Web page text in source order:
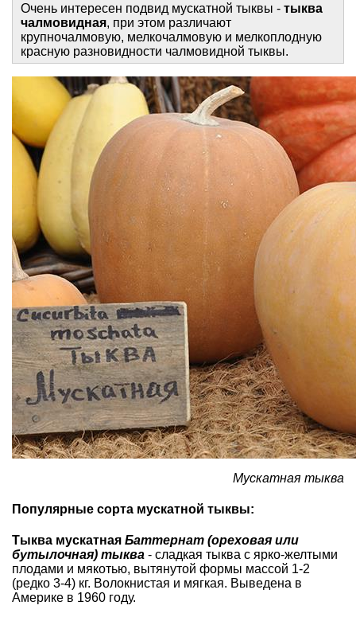
Очень интересен подвид мускатной тыквы - тыква
чалмовидная, при этом различают
крупночалмовую, мелкочалмовую и мелкоплодную
красную разновидности чалмовидной тыквы.
Мускатная тыква
Популярные сорта мускатной тыквы:
Тыква мускатная Баттернат (ореховая или
бутылочная) тыква - сладкая тыква с ярко-желтыми
плодами и мякотью, вытянутой формы массой 1-2
(редко 3-4) кг. Волокнистая и мягкая. Выведена в
Америке в 1960 году.